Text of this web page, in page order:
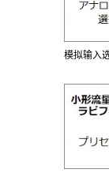
模拟输入